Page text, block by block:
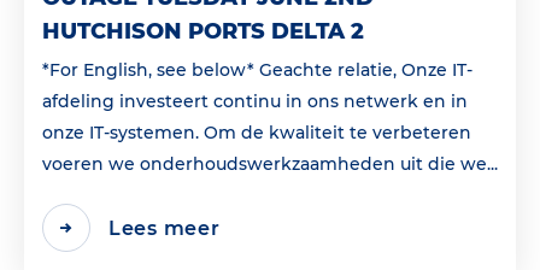
HUTCHISON PORTS DELTA 2
*For English, see below* Geachte relatie, Onze IT-
afdeling investeert continu in ons netwerk en in
onze IT-systemen. Om de kwaliteit te verbeteren
voeren we onderhoudswerkzaamheden uit die we...
Lees meer